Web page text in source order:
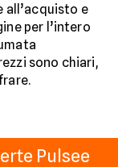
all’acquisto e
per l’intero
sono chiari,
Pulsee